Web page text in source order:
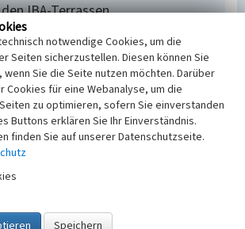
IBA-Terrassen
externer Fachdatenbank
notwendige Cookies, um die
Seiten sicherzustellen. Diesen können Sie
Sie die Seite nutzen möchten. Darüber
Cookies für eine Webanalyse, um die
zu optimieren, sofern Sie einverstanden
Buttons erklären Sie Ihr Einverständnis.
finden Sie auf unserer Datenschutzseite.